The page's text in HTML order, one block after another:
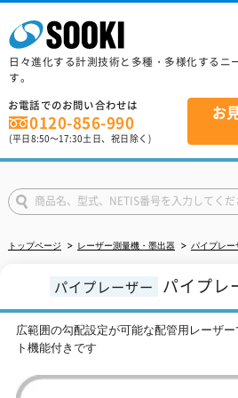
日々進化する計測技術と多種・多様化するニ
す。
お電話でのお問い合わせは
0120-856-990
(平日8:50～17:30土日、祝日除く)
お
トップページ レーザー測量機・墨出器 パイプレー
パイプレーザー パイプレ
広範囲の勾配設定が可能な配管用レーザ
ト機能付きです